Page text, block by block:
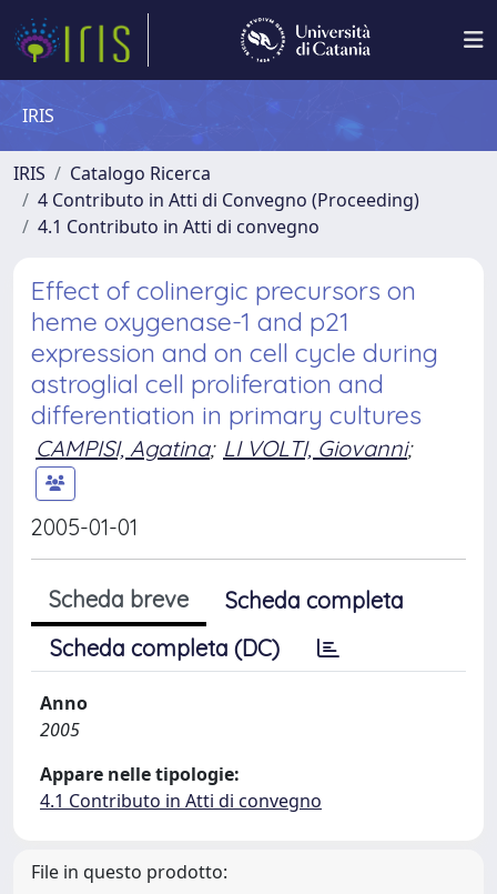
IRIS
IRIS
Catalogo Ricerca
4 Contributo in Atti di Convegno (Proceeding)
4.1 Contributo in Atti di convegno
Effect of colinergic precursors on
heme oxygenase-1 and p21
expression and on cell cycle during
astroglial cell proliferation and
differentiation in primary cultures
CAMPISI, Agatina; LI VOLTI, Giovanni;
2005-01-01
Scheda breve
Scheda completa
Scheda completa (DC)
Anno
2005
Appare nelle tipologie:
4.1 Contributo in Atti di convegno
File in questo prodotto: